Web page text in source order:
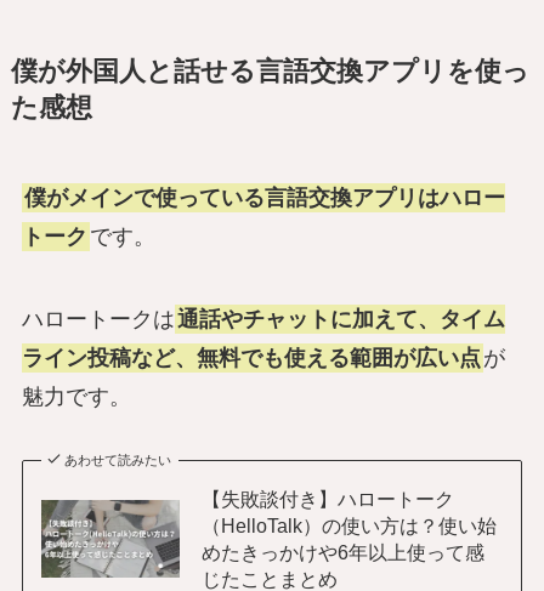
僕が外国人と話せる言語交換アプリを使っ
た感想
僕がメインで使っている言語交換アプリはハロー
トーク です。
ハロートークは通話やチャットに加えて、タイム
ライン投稿など、無料でも使える範囲が広い点 が
魅力です。
あわせて読みたい
【失敗談付き】ハロートーク
（HelloTalk）の使い方は？使い始
めたきっかけや6年以上使って感
じたことまとめ